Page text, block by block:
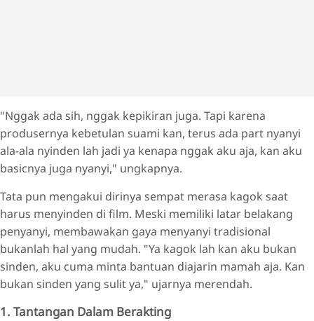
"Nggak ada sih, nggak kepikiran juga. Tapi karena
produsernya kebetulan suami kan, terus ada part nyanyi
ala-ala nyinden lah jadi ya kenapa nggak aku aja, kan aku
basicnya juga nyanyi," ungkapnya.
Tata pun mengakui dirinya sempat merasa kagok saat
harus menyinden di film. Meski memiliki latar belakang
penyanyi, membawakan gaya menyanyi tradisional
bukanlah hal yang mudah. "Ya kagok lah kan aku bukan
sinden, aku cuma minta bantuan diajarin mamah aja. Kan
bukan sinden yang sulit ya," ujarnya merendah.
1. Tantangan Dalam Berakting